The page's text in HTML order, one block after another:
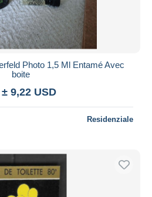
Photo 1,5 Ml Entamé Avec
boite
± 9,22 USD
Residenziale